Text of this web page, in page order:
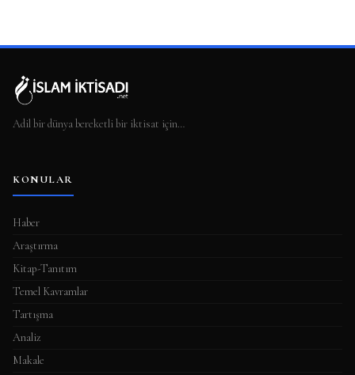
Adil bir dünya bereketli bir iktisat için…
KONULAR
Haber
Araştırma
Kitap-Tanıtım
Temel Kavramlar
Tartışma
Analiz
Makale